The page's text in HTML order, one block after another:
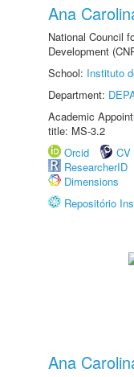
Ana
National Council
Development
School: Instituto
Department:
Academic
title: MS-3.2
Orcid
CV
ResearcherID
Dimensions
Repositório
Ana